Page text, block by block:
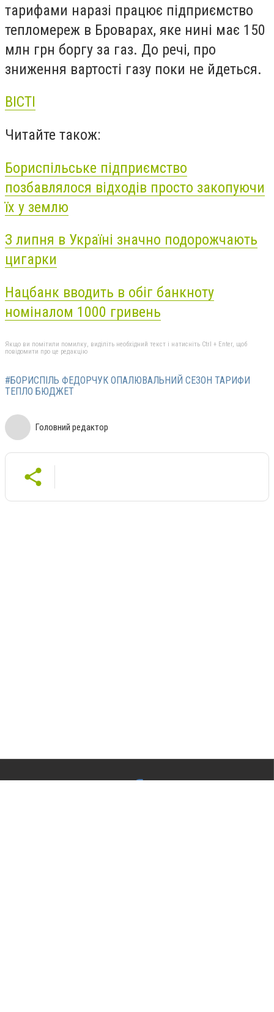
тарифами наразі працює підприємство
тепломереж в Броварах, яке нині має 150
млн грн боргу за газ. До речі, про
зниження вартості газу поки не йдеться.
ВІСТІ
Читайте також:
Бориспільське підприємство
позбавлялося відходів просто закопуючи
їх у землю
З липня в Україні значно подорожчають
цигарки
Нацбанк вводить в обіг банкноту
номіналом 1000 гривень
Якщо ви помітили помилку, виділіть необхідний текст і натисніть Ctrl + Enter, щоб
повідомити про це редакцію
#БОРИСПІЛЬ ФЕДОРЧУК ОПАЛЮВАЛЬНИЙ СЕЗОН ТАРИФИ
ТЕПЛО БЮДЖЕТ
Головний редактор